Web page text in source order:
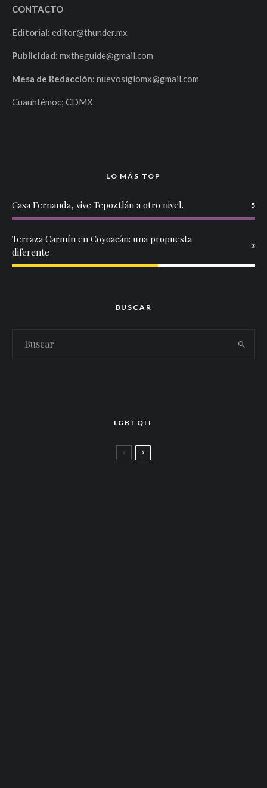
CONTACTO
Editorial: editor@thunder.mx
Publicidad: mxtheguide@gmail.com
Mesa de Redacción: nuevosiglomx@gmail.com
Cuauhtémoc; CDMX
LO MÁS TOP
Casa Fernanda, vive Tepoztlán a otro nivel. 5
Terraza Carmín en Coyoacán: una propuesta
diferente
3
BUSCAR
LGBTQI+